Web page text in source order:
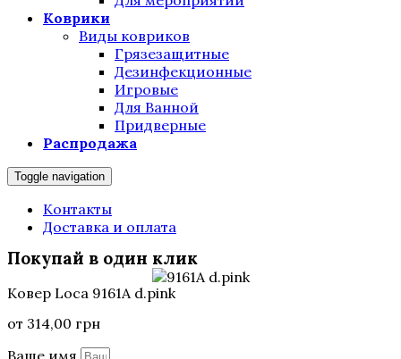
Коврики
Виды ковриков
Грязезащитные
Дезинфекционные
Игровые
Для Ванной
Придверные
Распродажа
Toggle navigation
Контакты
Доставка и оплата
Покупай в один клик
Ковер Loca 9161A d.pink
от 314,00 грн